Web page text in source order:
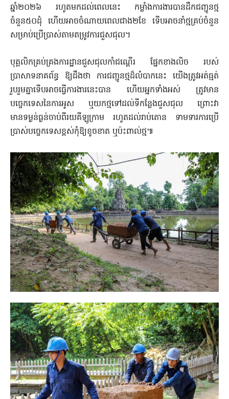
ឆ្នាំ២០២៦ រហូតមកដល់ពេលនេះ កម្លាំងការងារបានដឹកជញ្ជូនថ្ម
ចំនួន៥០ដុំ ហើយអាចចំណាយពេលជាង២ខែ ទើបអាចនាំថ្មគ្រប់ចំនួន
សម្រាប់ប្រើប្រាស់តាមតម្រូវការជួសជុល។
បុគ្គលិកគ្រប់គ្រងការដ្ឋានជួសជុលកាំជណ្តើរ ផ្នែកខាងលិច របស់
ប្រាសាទនាគព័ន្ធ ឱ្យដឹងថា ការជញ្ជូនថ្មដ៏លំបាកនេះ យើងត្រូវអត់ធ្មត់
រួបរួមគ្នាទើបអាចធ្វើការងារនេះបាន ហើយអ្នកទាំងអស់ ត្រូវមាន
បច្ចេកទេសនៃការអូស ឬយកថ្មទៅដល់ទីកន្លែងជួសជុល ព្រោះវា
មានទម្ងន់ធ្ងន់ចាប់ពីរយគីឡូក្រាម រហូតដល់រាប់តោន ទាមទារការប្រើ
ប្រាស់បច្ចេកទេសខ្ពស់កុំឱ្យខូចខាត ឬប៉ះពាល់ថ្ម៕